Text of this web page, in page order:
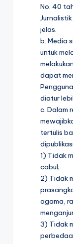
No. 40
jelas.
b. Media
untuk
dapat
diatur
c. Dalam
tertulis
1) Tidak
cabul;
2) Tidak
agama,
3) Tidak